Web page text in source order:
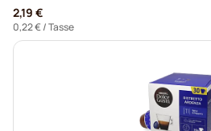
2,19 €
0,22 €/ Tasse